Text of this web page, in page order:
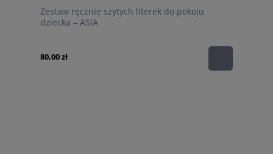
Zestaw ręcznie szytych literek do pokoju
dziecka – ASIA
80,00 zł